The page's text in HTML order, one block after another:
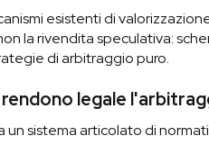
esistenti di
la rivendita speculativa:
di arbitraggio puro.
legale
sistema articolato di